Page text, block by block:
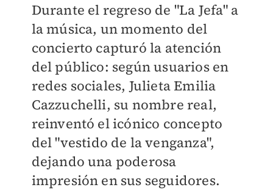
Durante el regreso de "La Jefa" a
la música, un momento del
concierto capturó la atención
del público: según usuarios en
redes sociales, Julieta Emilia
Cazzuchelli, su nombre real,
reinventó el icónico concepto
del "vestido de la venganza",
dejando una poderosa
impresión en sus seguidores.